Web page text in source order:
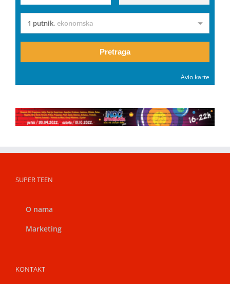
1 putnik, ekonomska
Pretraga
Avio karte
SUPER TEEN
O nama
Marketing
KONTAKT